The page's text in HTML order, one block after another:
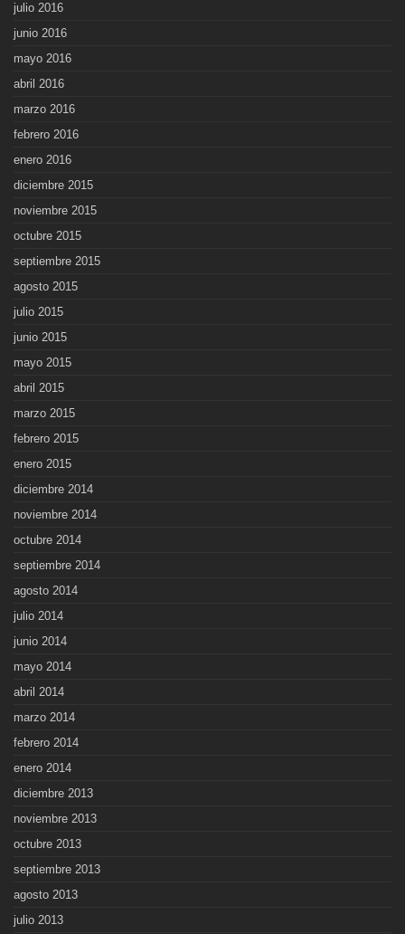
julio 2016
junio 2016
mayo 2016
abril 2016
marzo 2016
febrero 2016
enero 2016
diciembre 2015
noviembre 2015
octubre 2015
septiembre 2015
agosto 2015
julio 2015
junio 2015
mayo 2015
abril 2015
marzo 2015
febrero 2015
enero 2015
diciembre 2014
noviembre 2014
octubre 2014
septiembre 2014
agosto 2014
julio 2014
junio 2014
mayo 2014
abril 2014
marzo 2014
febrero 2014
enero 2014
diciembre 2013
noviembre 2013
octubre 2013
septiembre 2013
agosto 2013
julio 2013